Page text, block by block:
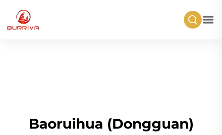
Baoruihua (Dongguan)